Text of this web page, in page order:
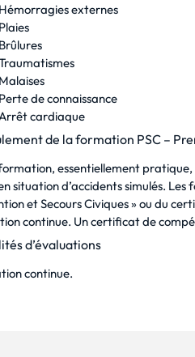
Hémorragies externes
Plaies
Brûlures
Malaises
Perte de connaissance
Arrêt cardiaque
de la formation PSC –
essentiellement
situation d’accidents simulés.
et Secours Civiques » ou du
continue. Un certificat de
d’évaluations
continue.